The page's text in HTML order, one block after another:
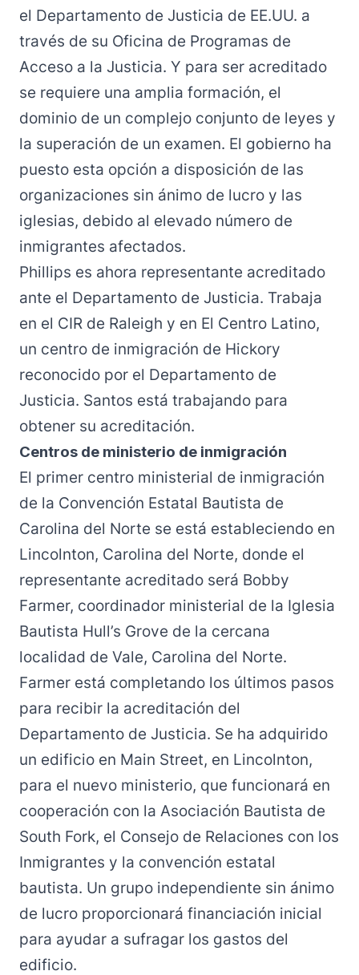
el Departamento de Justicia de EE.UU. a
través de su Oficina de Programas de
Acceso a la Justicia. Y para ser acreditado
se requiere una amplia formación, el
dominio de un complejo conjunto de leyes y
la superación de un examen. El gobierno ha
puesto esta opción a disposición de las
organizaciones sin ánimo de lucro y las
iglesias, debido al elevado número de
inmigrantes afectados.
Phillips es ahora representante acreditado
ante el Departamento de Justicia. Trabaja
en el CIR de Raleigh y en El Centro Latino,
un centro de inmigración de Hickory
reconocido por el Departamento de
Justicia. Santos está trabajando para
obtener su acreditación.
Centros de ministerio de inmigración
El primer centro ministerial de inmigración
de la Convención Estatal Bautista de
Carolina del Norte se está estableciendo en
Lincolnton, Carolina del Norte, donde el
representante acreditado será Bobby
Farmer, coordinador ministerial de la Iglesia
Bautista Hull’s Grove de la cercana
localidad de Vale, Carolina del Norte.
Farmer está completando los últimos pasos
para recibir la acreditación del
Departamento de Justicia. Se ha adquirido
un edificio en Main Street, en Lincolnton,
para el nuevo ministerio, que funcionará en
cooperación con la Asociación Bautista de
South Fork, el Consejo de Relaciones con los
Inmigrantes y la convención estatal
bautista. Un grupo independiente sin ánimo
de lucro proporcionará financiación inicial
para ayudar a sufragar los gastos del
edificio.